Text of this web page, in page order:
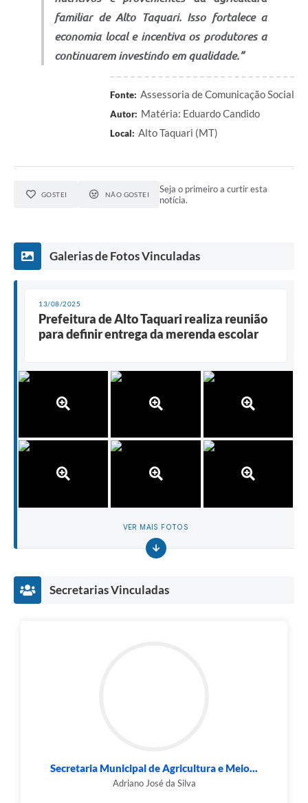
familiar de Alto Taquari. Isso fortalece a
economia local e incentiva os produtores a
continuarem investindo em qualidade.”
Fonte: Assessoria de Comunicação Social
Autor: Matéria: Eduardo Candido
Local: Alto Taquari (MT)
GOSTEI NÃO GOSTEI
Seja o primeiro a curtir esta
notícia.
Galerias de Fotos Vinculadas
13/08/2025
Prefeitura de Alto Taquari realiza reunião
para definir entrega da merenda escolar
VER MAIS FOTOS
Secretarias Vinculadas
Secretaria Municipal de Agricultura e Meio...
Adriano José da Silva